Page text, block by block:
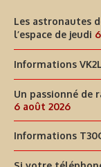
Les astronautes
l’espace de jeudi
Informations
Un passionné de
6 août 2026
Informations